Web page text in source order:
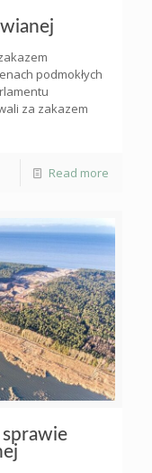
podmokłych
za zakazem
Read more
sprawie